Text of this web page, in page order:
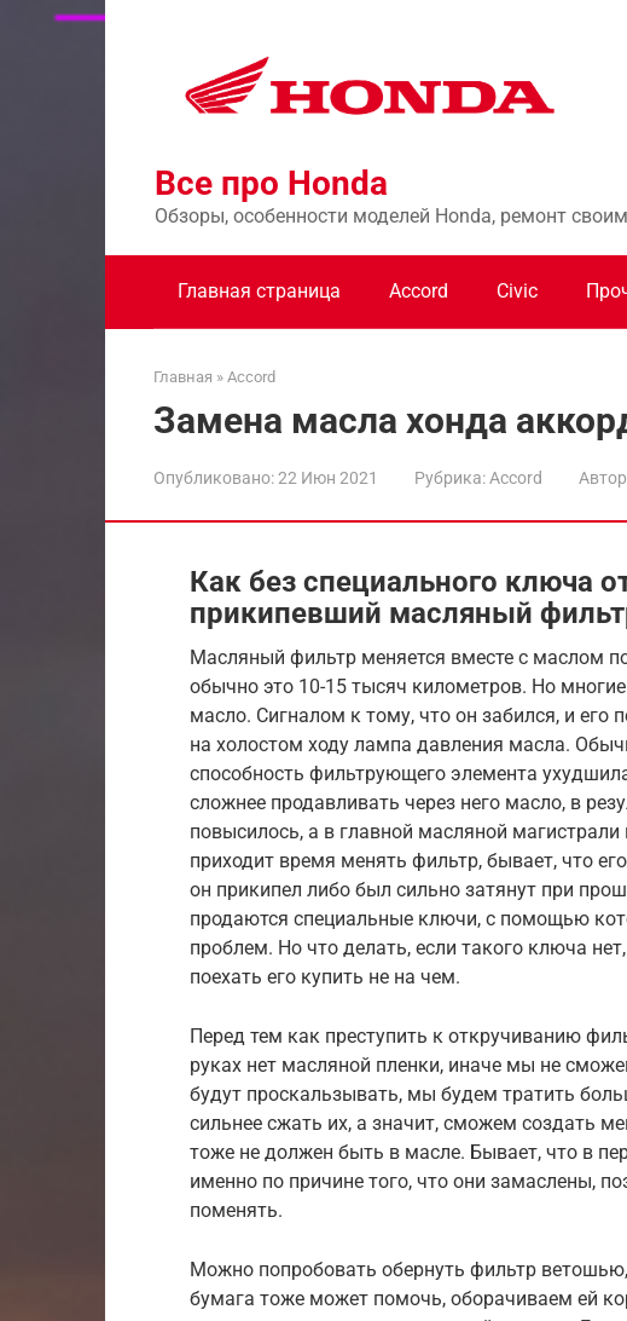
Перейти
Все про Honda
Обзоры, особенности моделей Honda, ремонт
Главная страница Accord Civic
Главная » Accord
Замена масла хонда
Опубликовано:22 Июн 2021 Рубрика: Accord
Как без специального ключа
прикипевший масляный
Масляный фильтр меняется вместе с маслом
обычно это 10-15 тысяч километров. Но
масло. Сигналом к тому, что он забился, и
на холостом ходу лампа давления масла.
способность фильтрующего элемента
сложнее продавливать через него масло, в
повысилось, а в главной масляной
приходит время менять фильтр, бывает, что
он прикипел либо был сильно затянут при
продаются специальные ключи, с помощью
проблем. Но что делать, если такого ключа
поехать его купить не на чем.
Перед тем как преступить к откручиванию
руках нет масляной пленки, иначе мы не
будут проскальзывать, мы будем тратить
сильнее сжать их, а значит, сможем создать
тоже не должен быть в масле. Бывает, что в
именно по причине того, что они замаслены,
поменять.
Можно попробовать обернуть фильтр
бумага тоже может помочь, оборачиваем ей